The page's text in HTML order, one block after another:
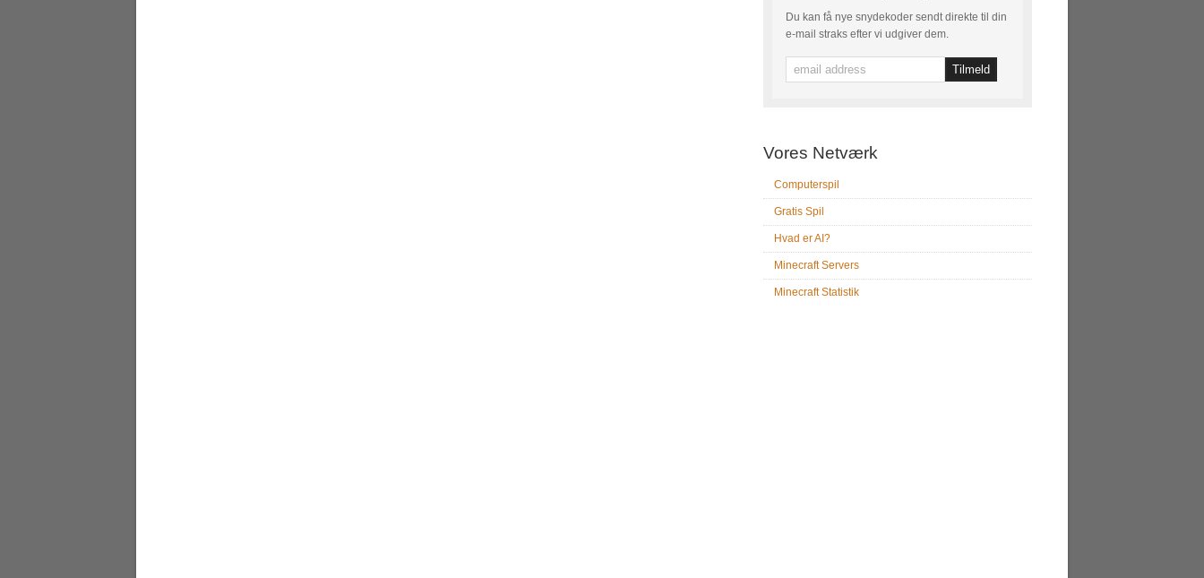
Du kan få nye snydekoder sendt direkte til din
e-mail straks efter vi udgiver dem.
Vores Netværk
Computerspil
Gratis Spil
Hvad er AI?
Minecraft Servers
Minecraft Statistik